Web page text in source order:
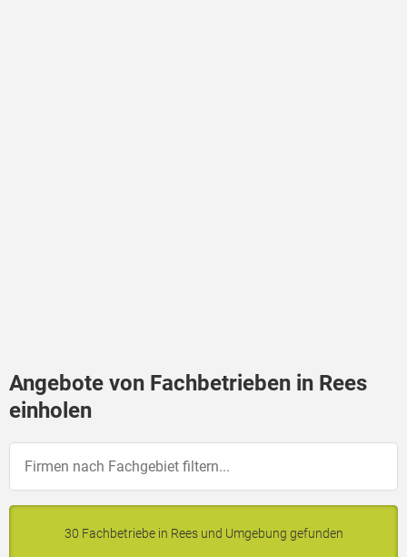
Angebote von Fachbetrieben in Rees
einholen
30 Fachbetriebe in Rees und Umgebung gefunden